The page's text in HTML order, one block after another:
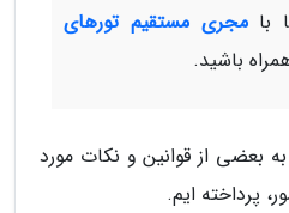
بامجری مستقیم تورهای
باشید.
بعضی از قوانین و نکات مورد
پرداخته ایم.